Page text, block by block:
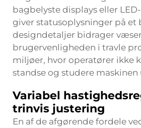
bagbelyste displays eller
giver statusoplysninger på et
designdetaljer bidrager
brugervenligheden i travle
miljøer, hvor operatører ikke
standse og studere maskinen
Variabel
trinvis justering
En af de afgørende fordele